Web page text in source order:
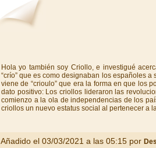
Hola yo también soy Criollo, e investigué
“crío” que es como designaban los españoles
viene de “crioulo” que era la forma en que los
dato positivo: Los criollos lideraron las
comienzo a la ola de independencias de los
criollos un nuevo estatus social al pertenecer a
Añadido el 03/03/2021 a las 05:15 por